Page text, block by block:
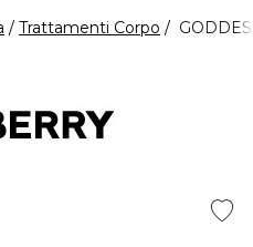
Trattamenti Corpo